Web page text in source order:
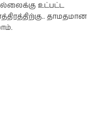
உட்பட்ட
தாமதமான